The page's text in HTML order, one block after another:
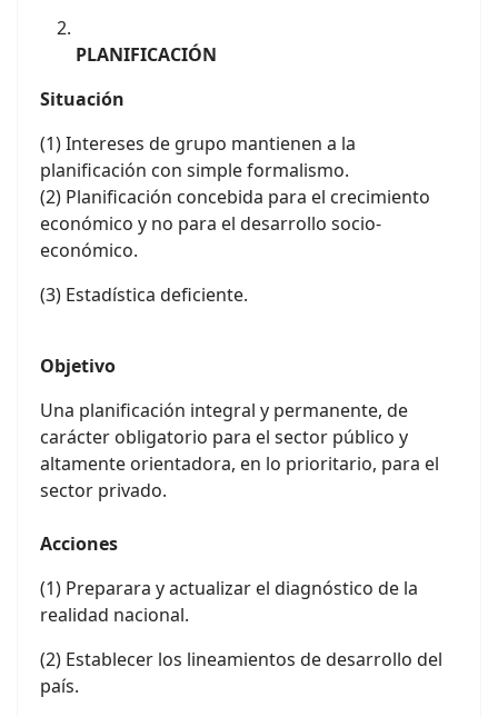
PLANIFICACIÓN
Situación
(1) Intereses de grupo mantienen a la
planificación con simple formalismo.
(2) Planificación concebida para el crecimiento
económico y no para el desarrollo socio-
económico.
(3) Estadística deficiente.
Objetivo
Una planificación integral y permanente, de
carácter obligatorio para el sector público y
altamente orientadora, en lo prioritario, para el
sector privado.
Acciones
(1) Preparara y actualizar el diagnóstico de la
realidad nacional.
(2) Establecer los lineamientos de desarrollo del
país.